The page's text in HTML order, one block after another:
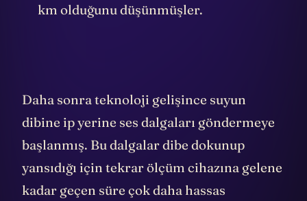
km olduğunu düşünmüşler.
Daha sonra teknoloji gelişince suyun
dibine ip yerine ses dalgaları göndermeye
başlanmış. Bu dalgalar dibe dokunup
yansıdığı için tekrar ölçüm cihazına gelene
kadar geçen süre çok daha hassas